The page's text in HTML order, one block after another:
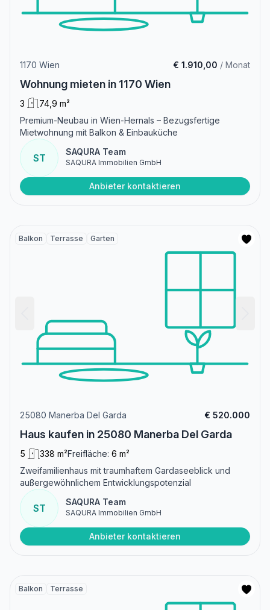
1170 Wien € 1.910,00 / Monat
Wohnung mieten in 1170 Wien
3
74,9 m²
Premium-Neubau in Wien-Hernals – Bezugsfertige
Mietwohnung mit Balkon & Einbauküche
ST
SAQURA Team
SAQURA Immobilien GmbH
Anbieter kontaktieren
Balkon Terrasse Garten
25080 Manerba Del Garda € 520.000
Haus kaufen in 25080 Manerba Del Garda
5 338 m²Freifläche: 6 m²
Zweifamilienhaus mit traumhaftem Gardaseeblick und
außergewöhnlichem Entwicklungspotenzial
ST
SAQURA Team
SAQURA Immobilien GmbH
Anbieter kontaktieren
Balkon Terrasse